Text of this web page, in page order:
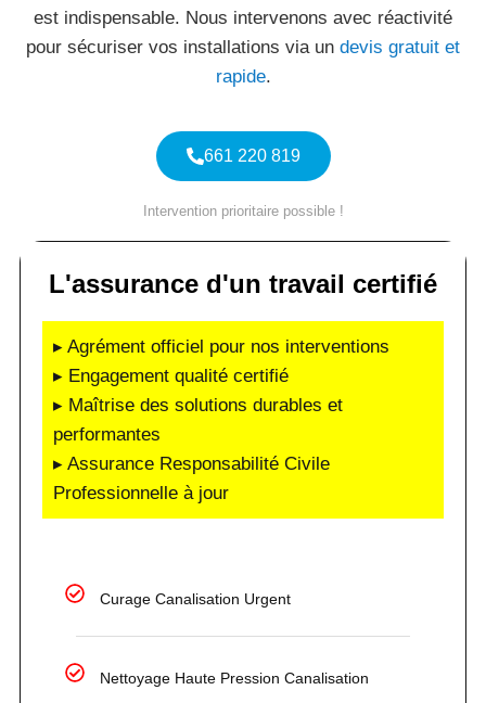
est indispensable. Nous intervenons avec réactivité
pour sécuriser vos installations via un devis gratuit et
rapide.
661 220 819
Intervention prioritaire possible !
L'assurance d'un travail certifié
▸ Agrément officiel pour nos interventions
▸ Engagement qualité certifié
▸ Maîtrise des solutions durables et
performantes
▸ Assurance Responsabilité Civile
Professionnelle à jour
Curage Canalisation Urgent
Nettoyage Haute Pression Canalisation